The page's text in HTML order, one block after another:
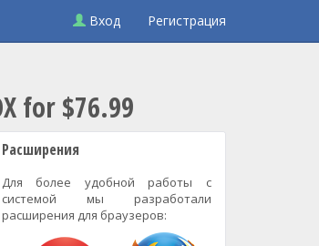
Вход Регистрация
for $76.99
Расширения
Для более удобной работы с
системой мы разработали
расширения для браузеров: